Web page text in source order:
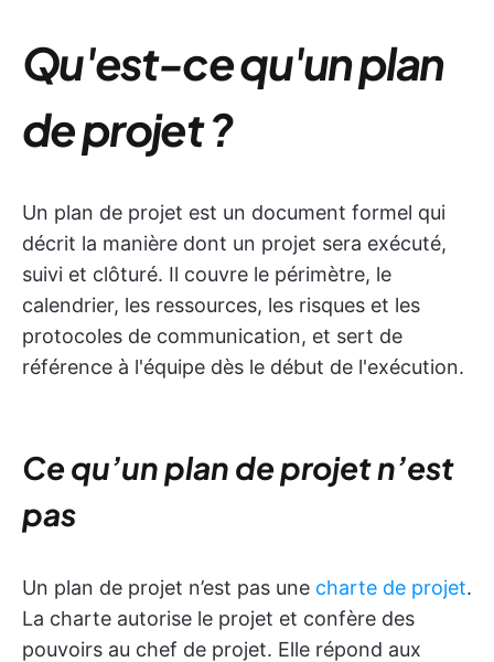
Qu'est-ce qu'un plan
de projet ?
Un plan de projet est un document formel qui
décrit la manière dont un projet sera exécuté,
suivi et clôturé. Il couvre le périmètre, le
calendrier, les ressources, les risques et les
protocoles de communication, et sert de
référence à l'équipe dès le début de l'exécution.
Ce qu’un plan de projet n’est
pas
Un plan de projet n’est pas une charte de projet.
La charte autorise le projet et confère des
pouvoirs au chef de projet. Elle répond aux